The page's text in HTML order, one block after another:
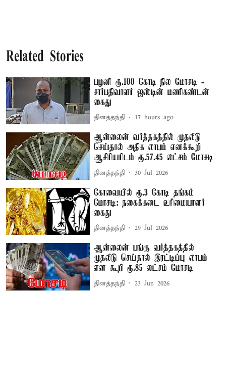
Related Stories
பழனி ரூ.100 கோடி நில மோசடி -
சார்பதிவாளர் ஜஸ்டின் மணிகண்டன்
கைது
தினத்தந்தி 17 hours ago
ஆன்லைன் வர்த்தகத்தில் முதலீடு
செய்தால் அதிக லாபம் எனக்கூறி
ஆசிரியரிடம் ரூ.57.45 லட்சம் மோசடி
தினத்தந்தி 30 Jul 2026
கோவையில் ரூ.3 கோடி தங்கம்
மோசடி: நகைக்கடை உரிமையாளர்
கைது
தினத்தந்தி 29 Jul 2026
ஆன்லைன் பங்கு வர்த்தகத்தில்
முதலீடு செய்தால் இரட்டிப்பு லாபம்
என கூறி ரூ.85 லட்சம் மோசடி
தினத்தந்தி 23 Jun 2026